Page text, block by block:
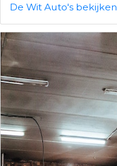
De Wit Auto's bekijken